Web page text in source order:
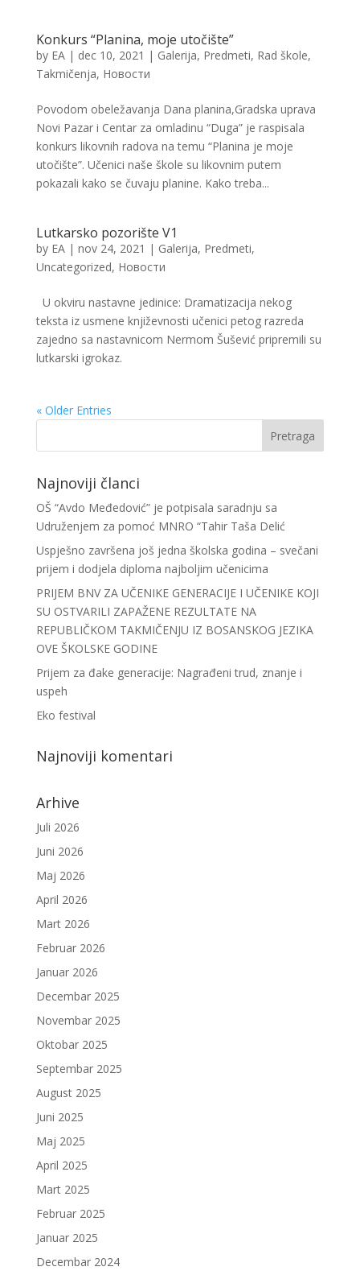
Konkurs “Planina, moje utočište”
by EA| dec 10, 2021 | Galerija, Predmeti, Rad škole,
Takmičenja, Новости
Povodom obeležavanja Dana planina,Gradska uprava
Novi Pazar i Centar za omladinu “Duga” je raspisala
konkurs likovnih radova na temu “Planina je moje
utočište”. Učenici naše škole su likovnim putem
pokazali kako se čuvaju planine. Kako treba...
Lutkarsko pozorište V1
by EA| nov 24, 2021 | Galerija, Predmeti,
Uncategorized, Новости
U okviru nastavne jedinice: Dramatizacija nekog
teksta iz usmene književnosti učenici petog razreda
zajedno sa nastavnicom Nermom Šušević pripremili su
lutkarski igrokaz.
« Older Entries
Najnoviji članci
OŠ “Avdo Međedović” je potpisala saradnju sa
Udruženjem za pomoć MNRO “Tahir Taša Delić
Uspješno završena još jedna školska godina – svečani
prijem i dodjela diploma najboljim učenicima
PRIJEM BNV ZA UČENIKE GENERACIJE I UČENIKE KOJI
SU OSTVARILI ZAPAŽENE REZULTATE NA
REPUBLIČKOM TAKMIČENJU IZ BOSANSKOG JEZIKA
OVE ŠKOLSKE GODINE
Prijem za đake generacije: Nagrađeni trud, znanje i
uspeh
Eko festival
Najnoviji komentari
Arhive
Juli 2026
Juni 2026
Maj 2026
April 2026
Mart 2026
Februar 2026
Januar 2026
Decembar 2025
Novembar 2025
Oktobar 2025
Septembar 2025
August 2025
Juni 2025
Maj 2025
April 2025
Mart 2025
Februar 2025
Januar 2025
Decembar 2024